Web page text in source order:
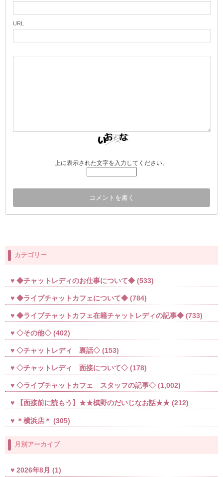
URL
上に表示された文字を入力してください。
カテゴリー
◆チャットレディのお仕事について◆ (533)
◆ライブチャットカフェについて◆ (784)
◆ライブチャットカフェ在籍チャットレディの記事◆ (733)
◇その他◇ (402)
◇チャットレディ 裏話◇ (153)
◇チャットレディ 面接について◇ (178)
◇ライブチャットカフェ スタッフの記事◇ (1,002)
【面接前に読もう】★★槙野のだいじなお話★★ (212)
＊横浜店＊ (305)
月別アーカイブ
2026年8月 (1)